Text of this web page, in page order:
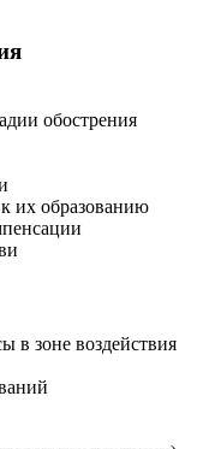
обострения
их образованию
в зоне воздействия